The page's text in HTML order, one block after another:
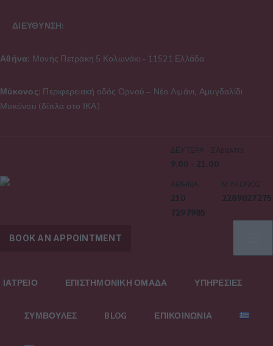
ΔΙΕΥΘΥΝΣΗ:
Αθήνα: Μονής Πετράκη 5 Κολωνάκι - 11521 Ελλάδα
Μύκονος: Περιφερειακή οδός Ορνού – Νέο Λιμάνι, Αμυγδαλίδι
Μυκόνου (δίπλα στο ΙΚΑ)
ΔΕΥΤΕΡΑ - ΣΑBBATO:
9.00 - 21.00
ΑΘΉΝΑ
210
7297985
ΜΎΚΟΝΟΣ
2289027275
BOOK AN APPOINTMENT
ΙΑΤΡΕΙΟ ΕΠΙΣΤΗΜΟΝΙΚΗ ΟΜΑΔΑ ΥΠΗΡΕΣΙΕΣ
ΣΥΜΒΟΥΛΕΣ BLOG ΕΠΙΚΟΙΝΩΝΙΑ